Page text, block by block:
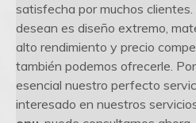
satisfecha por muchos
desean es diseño extremo,
alto rendimiento y precio
también podemos ofrecerle.
esencial nuestro perfecto
interesado en nuestros